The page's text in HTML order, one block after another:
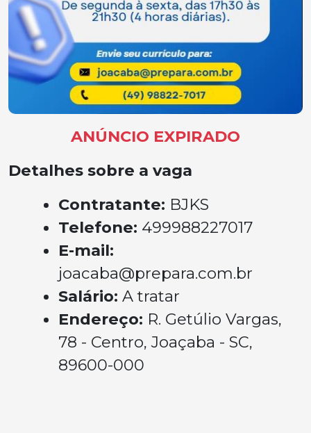
ANÚNCIO EXPIRADO
Detalhes sobre a vaga
Contratante: BJKS
Telefone: 499988227017
E-mail:
joacaba@prepara.com.br
Salário: A tratar
Endereço: R. Getúlio Vargas,
78 - Centro, Joaçaba - SC,
89600-000